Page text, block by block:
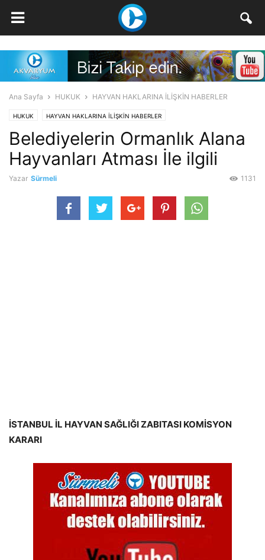
Ana Sayfa HUKUK HAYVAN HAKLARINA İLİŞKİN HABERLER
HUKUK HAYVAN HAKLARINA İLİŞKİN HABERLER
Belediyelerin Ormanlık Alana
Hayvanları Atması İle ilgili
Yazar Sürmeli 1131
İSTANBUL İL HAYVAN SAĞLIĞI ZABITASI KOMİSYON
KARARI